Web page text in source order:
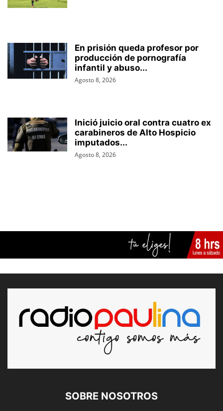
En prisión queda profesor por
producción de pornografía
infantil y abuso...
Agosto 8, 2026
Inició juicio oral contra cuatro ex
carabineros de Alto Hospicio
imputados...
Agosto 8, 2026
SOBRE NOSOTROS